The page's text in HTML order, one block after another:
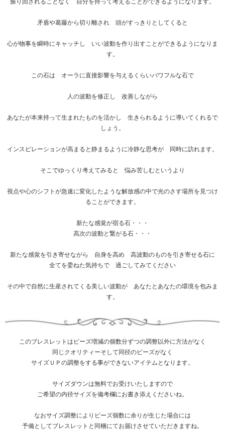
矛盾や葛藤から切り離され 頭がすっきりとしてくると
心が物事を瞬時にキャッチし いい波動を作り出すことができるようになりま
す。
この石は オーラに直接影響を与えるくらいパワフルな石で
人の波動を修正し 改善しながら
あなたが本来持って生まれたものを活かし 生きられるように導いてくれるで
しょう。
インスピレーションが高まると静まるように冷静な思考が 同時に訪れます。
そこでゆっくり考えてみると 悩み苦しむというより
視点や心のシフトが急速に変化したような解放感の中で光のさす場所を見つけ
ることができます。
新たな感覚が宿る石・・・
高次の波動と繋がる石・・・
新たな感覚を引き寄せながら 自身を高め 高波動のものを引き寄せる石に
全てを委ねた気持ちで 過ごしてみてください
その中で自然に生産されてくる美しい波動が あなたとあなたの環境を包みま
す。
このブレスレットはビーズ増減の個数分ずつの調整以外に方法がなく
同じクオリティーそして同径のビーズがなく
サイズＵＰの調整をする事ができないアイテムとなります。
サイズダウンは無料でお受けいたしますので
ご希望の内径サイズを備考欄にお書き添えくださいね。
なおサイズ調整によりビーズ個数に余りが生じた場合には
予備としてブレスレットと同梱にてお届けさせていただきますね。